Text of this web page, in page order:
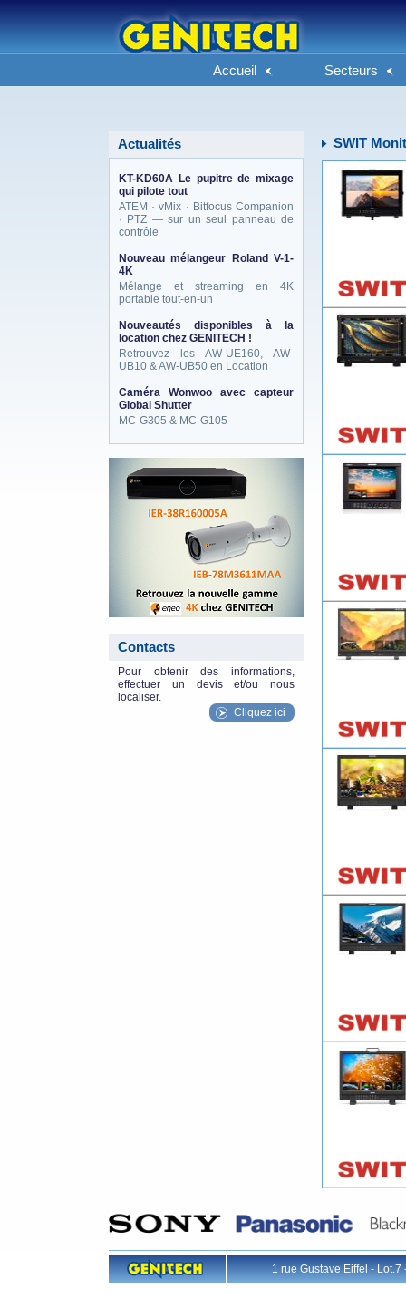
Accueil Secteurs
Actualités
KT-KD60A Le pupitre de mixage
qui pilote tout
ATEM · vMix · Bitfocus Companion
· PTZ — sur un seul panneau de
contrôle
Nouveau mélangeur Roland V-1-
4K
Mélange et streaming en 4K
portable tout-en-un
Nouveautés disponibles à la
location chez GENITECH !
Retrouvez les AW-UE160, AW-
UB10 & AW-UB50 en Location
Caméra Wonwoo avec capteur
Global Shutter
MC-G305 & MC-G105
Contacts
Pour obtenir des informations,
effectuer un devis et/ou nous
localiser.
Cliquez ici
SWIT
1 rue Gustave Eiffel -